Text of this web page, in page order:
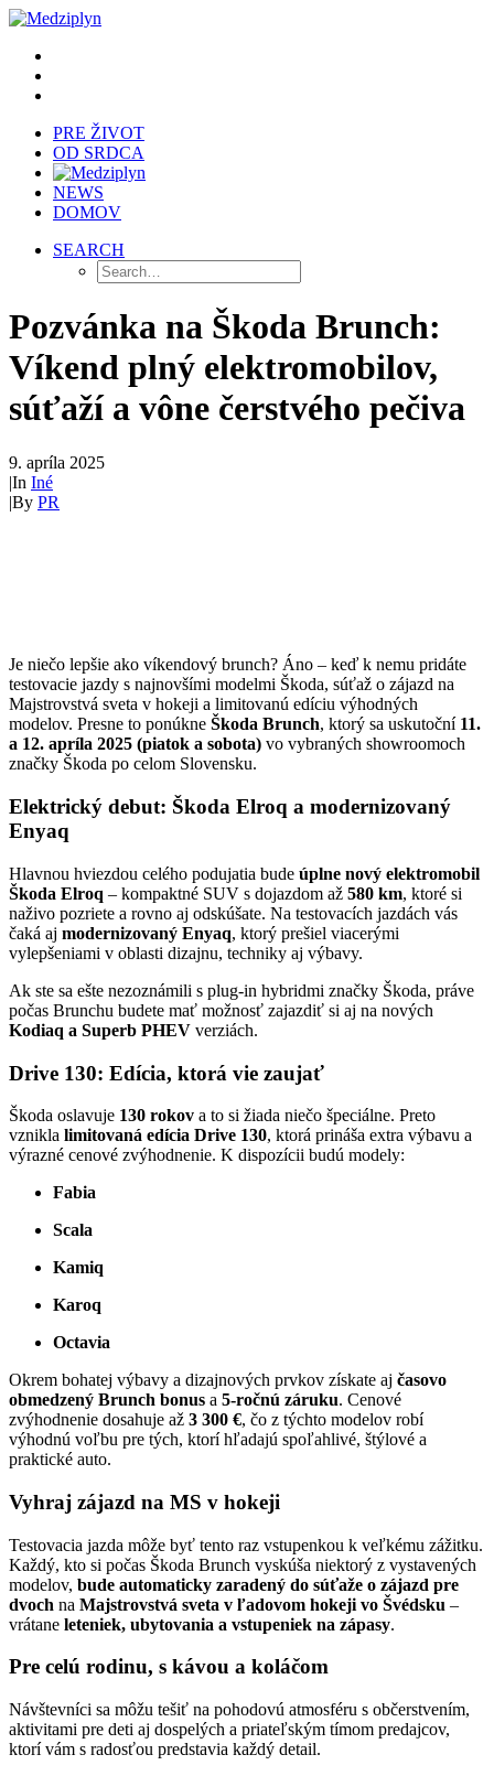
PRE ŽIVOT
OD SRDCA
NEWS
DOMOV
SEARCH
Pozvánka na Škoda Brunch:
Víkend plný elektromobilov,
súťaží a vône čerstvého pečiva
9. apríla 2025
|In Iné
|By PR
Je niečo lepšie ako víkendový brunch? Áno – keď k nemu pridáte
testovacie jazdy s najnovšími modelmi Škoda, súťaž o zájazd na
Majstrovstvá sveta v hokeji a limitovanú edíciu výhodných
modelov. Presne to ponúkne Škoda Brunch, ktorý sa uskutoční 11.
a 12. apríla 2025 (piatok a sobota) vo vybraných showroomoch
značky Škoda po celom Slovensku.
Elektrický debut: Škoda Elroq a modernizovaný
Enyaq
Hlavnou hviezdou celého podujatia bude úplne nový elektromobil
Škoda Elroq – kompaktné SUV s dojazdom až 580 km, ktoré si
naživo pozriete a rovno aj odskúšate. Na testovacích jazdách vás
čaká aj modernizovaný Enyaq, ktorý prešiel viacerými
vylepšeniami v oblasti dizajnu, techniky aj výbavy.
Ak ste sa ešte nezoznámili s plug-in hybridmi značky Škoda, práve
počas Brunchu budete mať možnosť zajazdiť si aj na nových
Kodiaq a Superb PHEV verziách.
Drive 130: Edícia, ktorá vie zaujať
Škoda oslavuje 130 rokov a to si žiada niečo špeciálne. Preto
vznikla limitovaná edícia Drive 130, ktorá prináša extra výbavu a
výrazné cenové zvýhodnenie. K dispozícii budú modely:
Fabia
Scala
Kamiq
Karoq
Octavia
Okrem bohatej výbavy a dizajnových prvkov získate aj časovo
obmedzený Brunch bonus a 5-ročnú záruku. Cenové
zvýhodnenie dosahuje až 3 300 €, čo z týchto modelov robí
výhodnú voľbu pre tých, ktorí hľadajú spoľahlivé, štýlové a
praktické auto.
Vyhraj zájazd na MS v hokeji
Testovacia jazda môže byť tento raz vstupenkou k veľkému zážitku.
Každý, kto si počas Škoda Brunch vyskúša niektorý z vystavených
modelov, bude automaticky zaradený do súťaže o zájazd pre
dvoch na Majstrovstvá sveta v ľadovom hokeji vo Švédsku –
vrátane leteniek, ubytovania a vstupeniek na zápasy.
Pre celú rodinu, s kávou a koláčom
Návštevníci sa môžu tešiť na pohodovú atmosféru s občerstvením,
aktivitami pre deti aj dospelých a priateľským tímom predajcov,
ktorí vám s radosťou predstavia každý detail.